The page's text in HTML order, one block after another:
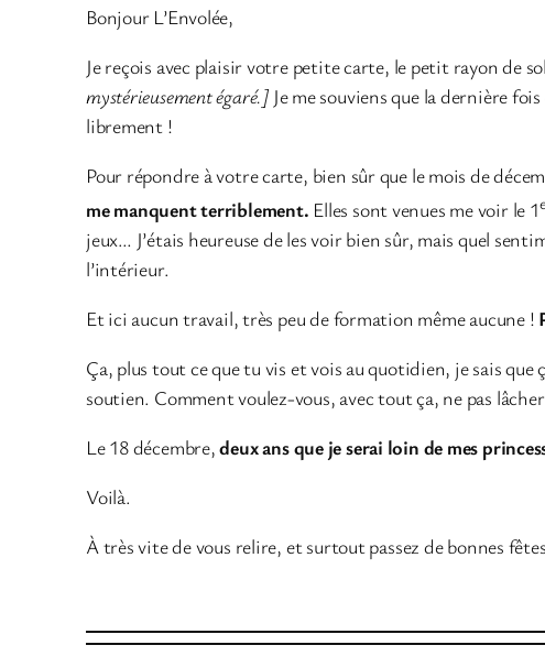
Bonjour L’Envolée,
Je reçois avec plaisir votre petite carte, le petit rayon de
mystérieusement égaré.]Je me souviens que la dernière
librement !
Pour répondre à votre carte, bien sûr que le mois de
me manquent terriblement. Elles sont venues me voir le 1
jeux… J’étais heureuse de les voir bien sûr, mais quel
l’intérieur.
Et ici aucun travail, très peu de formation même aucune !
Ça, plus tout ce que tu vis et vois au quotidien, je sais
soutien. Comment voulez-vous, avec tout ça, ne pas lâcher
Le 18 décembre,deux ans que je serai loin de mes
Voilà.
À très vite de vous relire, et surtout passez de bonnes